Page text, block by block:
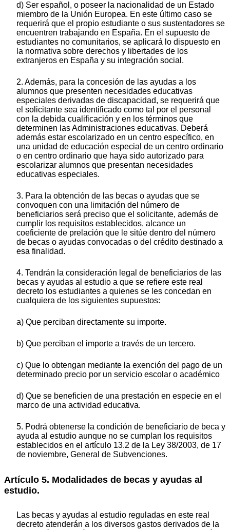
d) Ser español, o poseer la nacionalidad de un Estado
miembro de la Unión Europea. En este último caso se
requerirá que el propio estudiante o sus sustentadores se
encuentren trabajando en España. En el supuesto de
estudiantes no comunitarios, se aplicará lo dispuesto en
la normativa sobre derechos y libertades de los
extranjeros en España y su integración social.
2. Además, para la concesión de las ayudas a los
alumnos que presenten necesidades educativas
especiales derivadas de discapacidad, se requerirá que
el solicitante sea identificado como tal por el personal
con la debida cualificación y en los términos que
determinen las Administraciones educativas. Deberá
además estar escolarizado en un centro específico, en
una unidad de educación especial de un centro ordinario
o en centro ordinario que haya sido autorizado para
escolarizar alumnos que presentan necesidades
educativas especiales.
3. Para la obtención de las becas o ayudas que se
convoquen con una limitación del número de
beneficiarios será preciso que el solicitante, además de
cumplir los requisitos establecidos, alcance un
coeficiente de prelación que le sitúe dentro del número
de becas o ayudas convocadas o del crédito destinado a
esa finalidad.
4. Tendrán la consideración legal de beneficiarios de las
becas y ayudas al estudio a que se refiere este real
decreto los estudiantes a quienes se les concedan en
cualquiera de los siguientes supuestos:
a) Que perciban directamente su importe.
b) Que perciban el importe a través de un tercero.
c) Que lo obtengan mediante la exención del pago de un
determinado precio por un servicio escolar o académico
d) Que se beneficien de una prestación en especie en el
marco de una actividad educativa.
5. Podrá obtenerse la condición de beneficiario de beca y
ayuda al estudio aunque no se cumplan los requisitos
establecidos en el artículo 13.2 de la Ley 38/2003, de 17
de noviembre, General de Subvenciones.
Artículo 5. Modalidades de becas y ayudas al
estudio.
Las becas y ayudas al estudio reguladas en este real
decreto atenderán a los diversos gastos derivados de la